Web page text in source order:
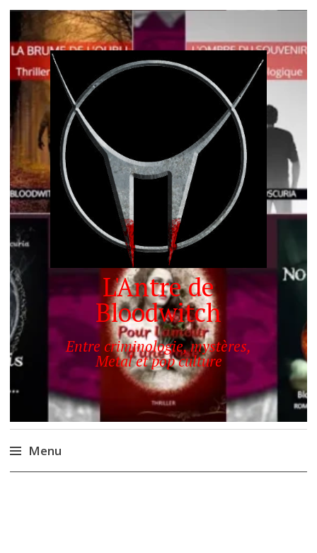
L'Antre de
Bloodwitch
Entre criminologie, mystères,
Metal et pop culture
Menu